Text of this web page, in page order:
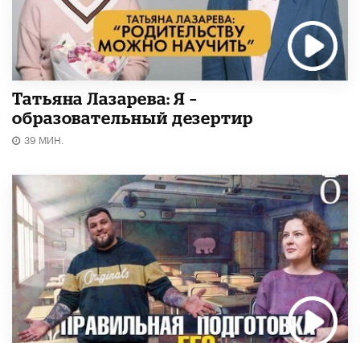
Татьяна Лазарева: Я –
образовательный дезертир
39 МИН.